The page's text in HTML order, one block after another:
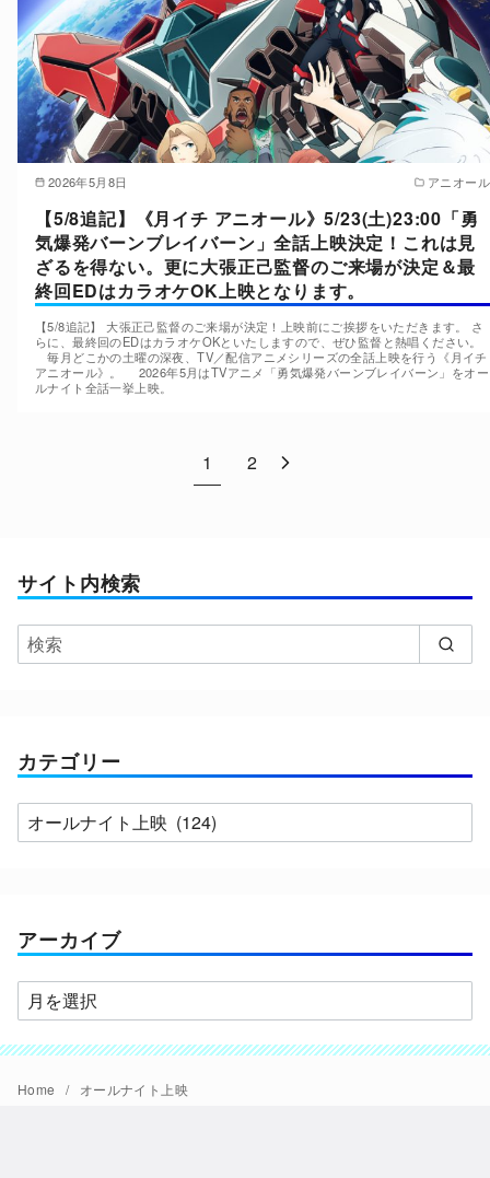
2026年5月8日 アニオール
【5/8追記】《月イチ アニオール》5/23(土)23:00「勇
気爆発バーンブレイバーン」全話上映決定！これは見
ざるを得ない。更に大張正己監督のご来場が決定＆最
終回EDはカラオケOK上映となります。
【5/8追記】 大張正己監督のご来場が決定！上映前にご挨拶をいただきます。 さ
らに、最終回のEDはカラオケOKといたしますので、ぜひ監督と熱唱ください。
毎月どこかの土曜の深夜、TV／配信アニメシリーズの全話上映を行う《月イチ
アニオール》。 2026年5月はTVアニメ「勇気爆発バーンブレイバーン」をオー
ルナイト全話一挙上映。
1 2
サイト内検索
カテゴリー
カ
テ
ー
アーカイブ
ア
ー
カ
イ
Home オールナイト上映